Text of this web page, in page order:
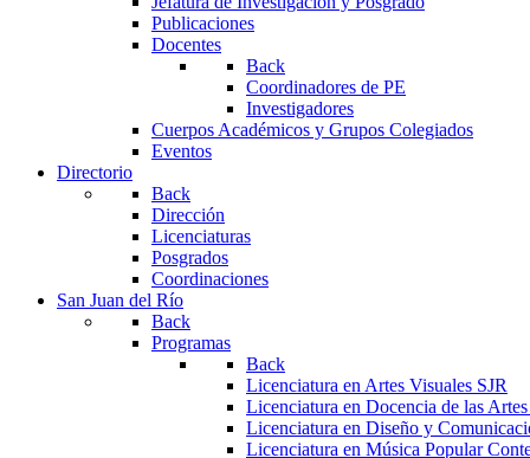
Publicaciones
Docentes
Back
Coordinadores de PE
Investigadores
Cuerpos Académicos y Grupos Colegiados
Eventos
Directorio
Back
Dirección
Licenciaturas
Posgrados
Coordinaciones
San Juan del Río
Back
Programas
Back
Licenciatura en Artes Visuales SJR
Licenciatura en Docencia de las
Licenciatura en Diseño y
Licenciatura en Música Popular